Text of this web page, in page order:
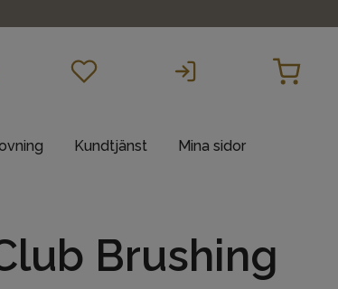
Kundtjänst Mina sidor
Brushing